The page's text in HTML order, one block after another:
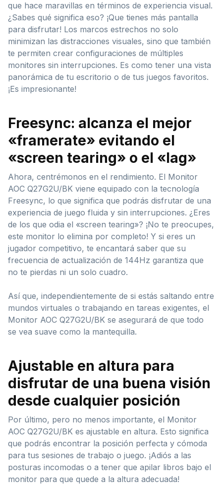
que hace maravillas en términos de experiencia visual.
¿Sabes qué significa eso? ¡Que tienes más pantalla
para disfrutar! Los marcos estrechos no solo
minimizan las distracciones visuales, sino que también
te permiten crear configuraciones de múltiples
monitores sin interrupciones. Es como tener una vista
panorámica de tu escritorio o de tus juegos favoritos.
¡Es impresionante!
Freesync: alcanza el mejor
«framerate» evitando el
«screen tearing» o el «lag»
Ahora, centrémonos en el rendimiento. El Monitor
AOC Q27G2U/BK viene equipado con la tecnología
Freesync, lo que significa que podrás disfrutar de una
experiencia de juego fluida y sin interrupciones. ¿Eres
de los que odia el «screen tearing»? ¡No te preocupes,
este monitor lo elimina por completo! Y si eres un
jugador competitivo, te encantará saber que su
frecuencia de actualización de 144Hz garantiza que
no te pierdas ni un solo cuadro.
Así que, independientemente de si estás saltando entre
mundos virtuales o trabajando en tareas exigentes, el
Monitor AOC Q27G2U/BK se asegurará de que todo
se vea suave como la mantequilla.
Ajustable en altura para
disfrutar de una buena visión
desde cualquier posición
Por último, pero no menos importante, el Monitor
AOC Q27G2U/BK es ajustable en altura. Esto significa
que podrás encontrar la posición perfecta y cómoda
para tus sesiones de trabajo o juego. ¡Adiós a las
posturas incomodas o a tener que apilar libros bajo el
monitor para que quede a la altura adecuada!